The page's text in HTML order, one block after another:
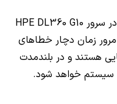
برای مثال، اگر شما از یک رم معمولی در سرور HPE DL360 G10
زمان دچار خطاهای
هستند و در بلندمدت
سیستم خواهد شود.